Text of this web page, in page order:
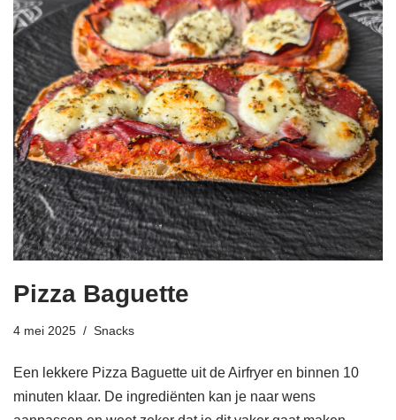
Pizza Baguette
4 mei 2025 Snacks
Een lekkere Pizza Baguette uit de Airfryer en binnen 10
minuten klaar. De ingrediënten kan je naar wens